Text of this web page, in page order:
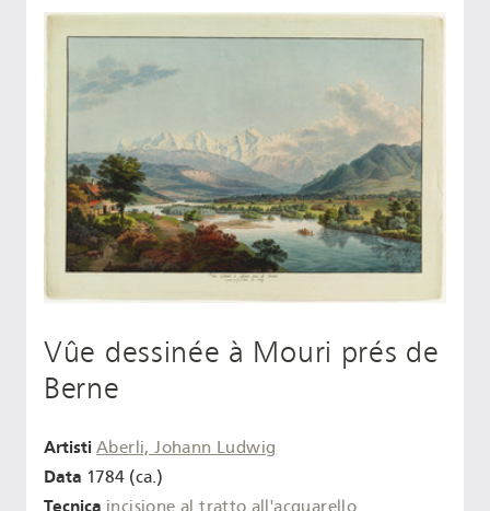
Vûe dessinée à Mouri prés de
Berne
Artisti Aberli, Johann Ludwig
Data 1784 (ca.)
Tecnica incisione al tratto all'acquarello